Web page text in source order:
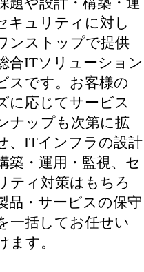
キュリティに対し
ンストップで提供
合ITソリューション
スです。お客様の
に応じてサービス
ナップも次第に拡
、ITインフラの設計
築・運用・監視、セ
ティ対策はもちろ
品・サービスの保守
一括してお任せい
ます。